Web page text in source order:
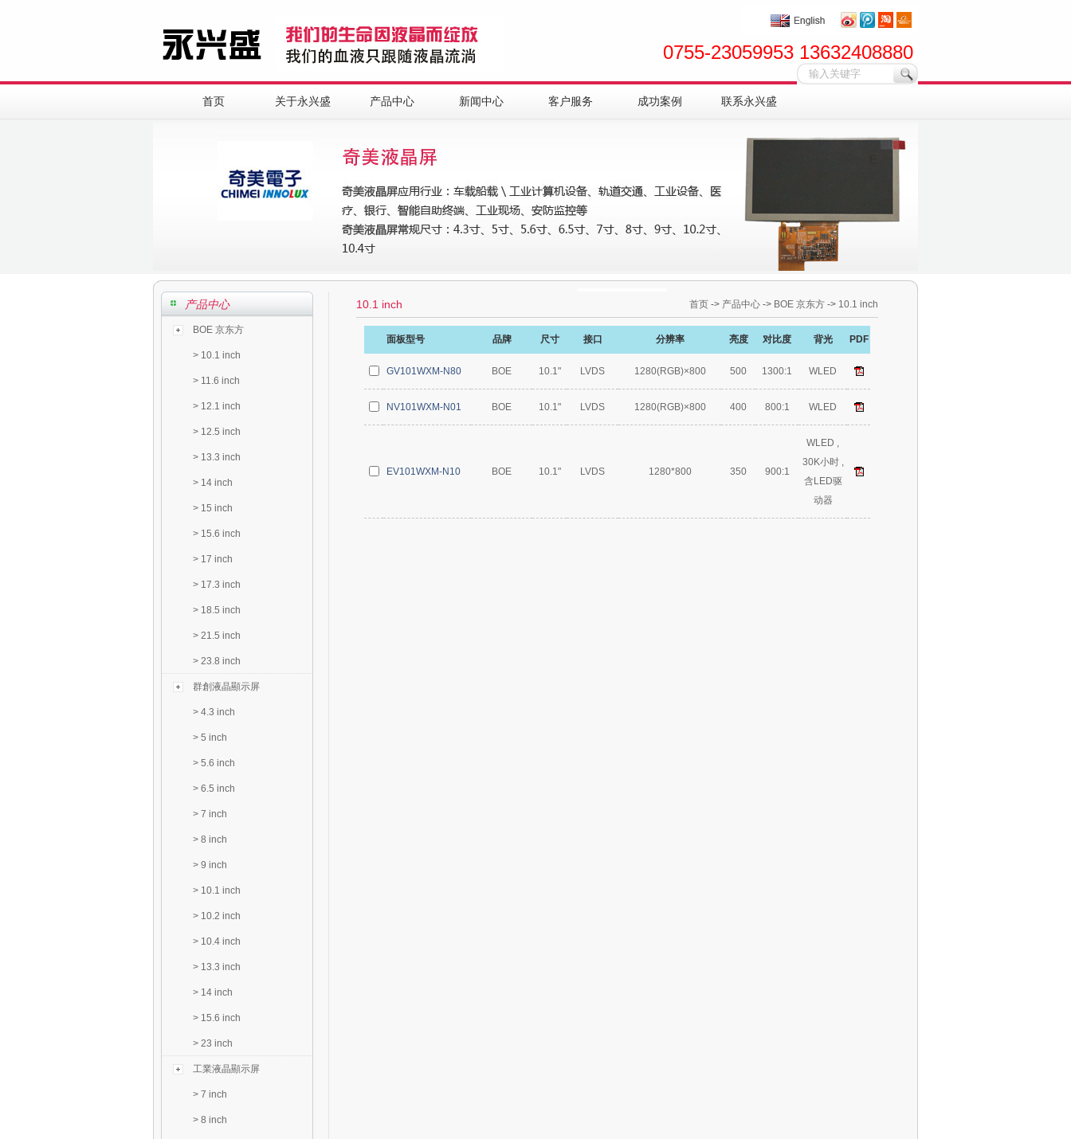
0755-23059953 13632408880
首页 关于永兴盛 产品中心 新闻中心 客户服务 成功案例 联系永兴盛
产品中心
BOE 京东方
> 10.1 inch
> 11.6 inch
> 12.1 inch
> 12.5 inch
> 13.3 inch
> 14 inch
> 15 inch
> 15.6 inch
> 17 inch
> 17.3 inch
> 18.5 inch
> 21.5 inch
> 23.8 inch
群創液晶顯示屏
> 4.3 inch
> 5 inch
> 5.6 inch
> 6.5 inch
> 7 inch
> 8 inch
> 9 inch
> 10.1 inch
> 10.2 inch
> 10.4 inch
> 13.3 inch
> 14 inch
> 15.6 inch
> 23 inch
工業液晶顯示屏
> 7 inch
> 8 inch
首页 -> 产品中心 -> BOE 京东方 -> 10.1 inch
10.1 inch
面板型号 品牌 尺寸 接口 分辨率 亮度 对比度 背光 PDF
GV101WXM-N80 BOE 10.1" LVDS 1280(RGB)×800 500 1300:1 WLED
NV101WXM-N01 BOE 10.1" LVDS 1280(RGB)×800 400 800:1 WLED
EV101WXM-N10 BOE 10.1" LVDS 1280*800 350 900:1
WLED ,
30K小时 ,
含LED驱
动器